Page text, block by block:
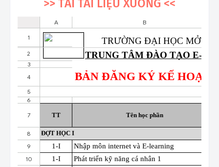
>> TẢI TÀI LIỆU XUỐNG <<